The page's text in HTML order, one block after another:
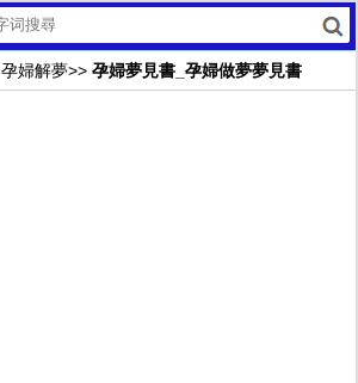
孕婦解夢>> 孕婦夢見書_孕婦做夢夢見書